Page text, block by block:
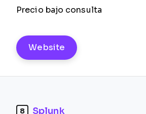
Precio bajo consulta
Website
8 Splunk